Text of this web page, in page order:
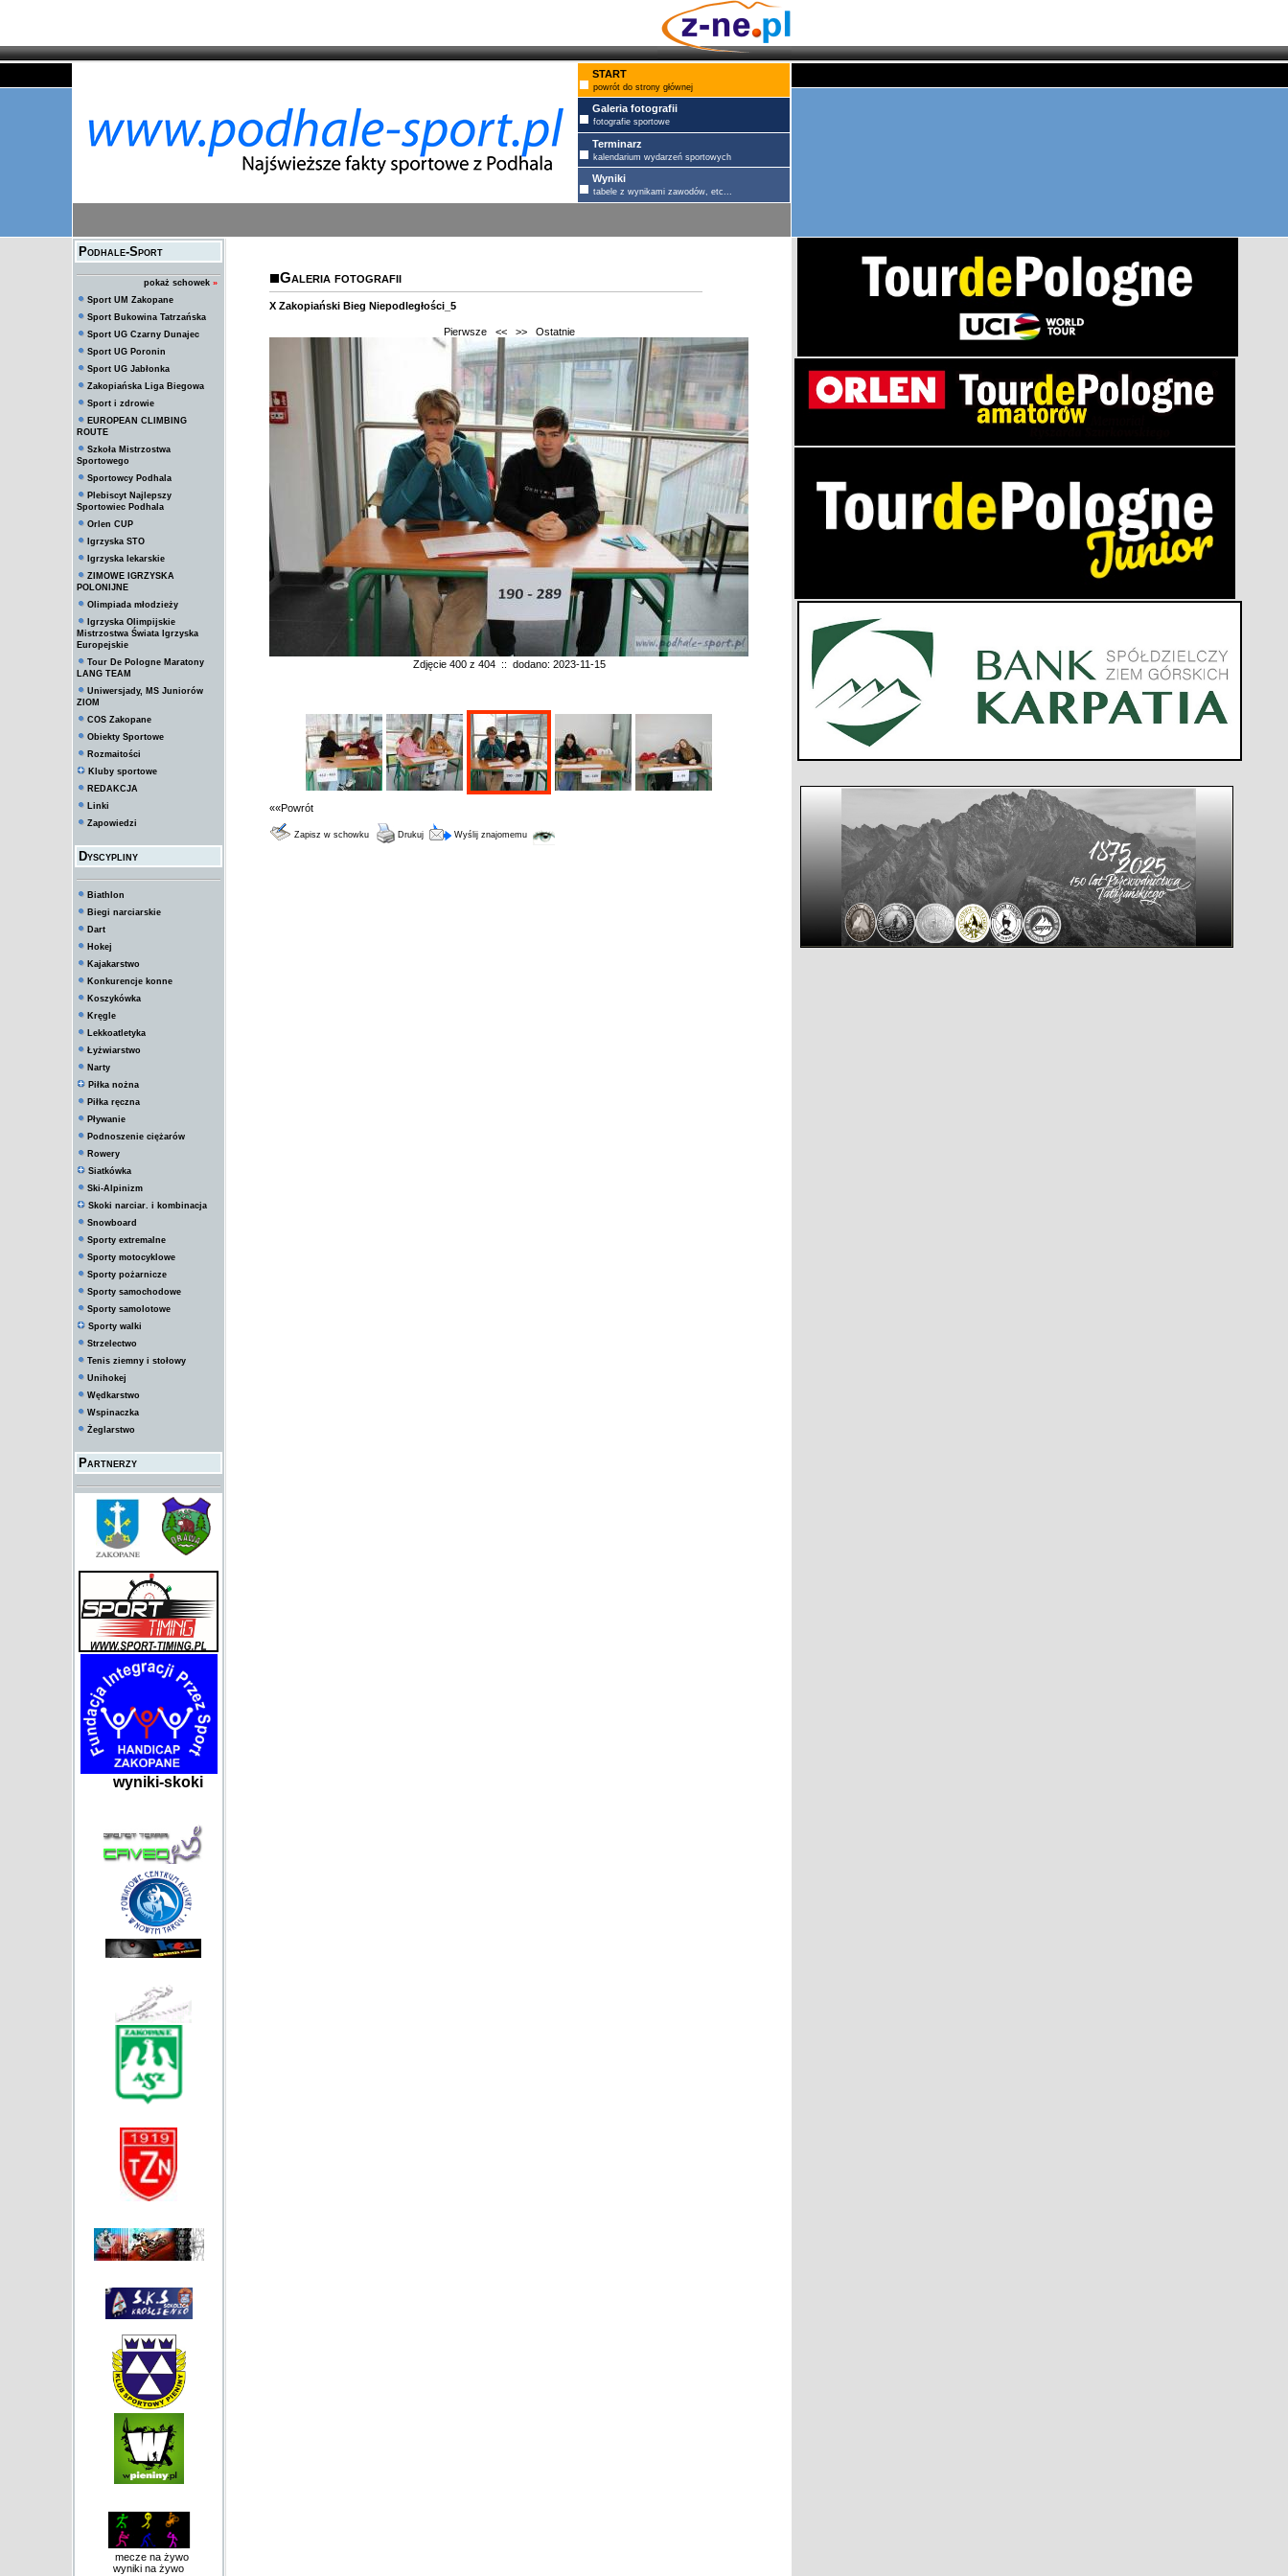
START
powrót do strony głównej
Galeria fotografii
fotografie sportowe
Terminarz
kalendarium wydarzeń sportowych
Wyniki
tabele z wynikami zawodów, etc...
Podhale-Sport
pokaż schowek »
Sport UM Zakopane
Sport Bukowina Tatrzańska
Sport UG Czarny Dunajec
Sport UG Poronin
Sport UG Jabłonka
Zakopiańska Liga Biegowa
Sport i zdrowie
EUROPEAN CLIMBING
ROUTE
Szkoła Mistrzostwa
Sportowego
Sportowcy Podhala
Plebiscyt Najlepszy
Sportowiec Podhala
Orlen CUP
Igrzyska STO
Igrzyska lekarskie
ZIMOWE IGRZYSKA
POLONIJNE
Olimpiada młodzieży
Igrzyska Olimpijskie
Mistrzostwa Świata Igrzyska
Europejskie
Tour De Pologne Maratony
LANG TEAM
Uniwersjady, MS Juniorów
ZIOM
COS Zakopane
Obiekty Sportowe
Rozmaitości
Kluby sportowe
REDAKCJA
Linki
Zapowiedzi
Dyscypliny
Biathlon
Biegi narciarskie
Dart
Hokej
Kajakarstwo
Konkurencje konne
Koszykówka
Kręgle
Lekkoatletyka
Łyżwiarstwo
Narty
Piłka nożna
Piłka ręczna
Pływanie
Podnoszenie ciężarów
Rowery
Siatkówka
Ski-Alpinizm
Skoki narciar. i kombinacja
Snowboard
Sporty extremalne
Sporty motocyklowe
Sporty pożarnicze
Sporty samochodowe
Sporty samolotowe
Sporty walki
Strzelectwo
Tenis ziemny i stołowy
Unihokej
Wędkarstwo
Wspinaczka
Żeglarstwo
Partnerzy
wyniki-skoki
mecze na żywo
wyniki na żywo
Galeria fotografii
X Zakopiański Bieg Niepodległości_5
Pierwsze << >> Ostatnie
Zdjęcie 400 z 404 :: dodano: 2023-11-15
««Powrót
Zapisz w schowku Drukuj Wyślij znajomemu